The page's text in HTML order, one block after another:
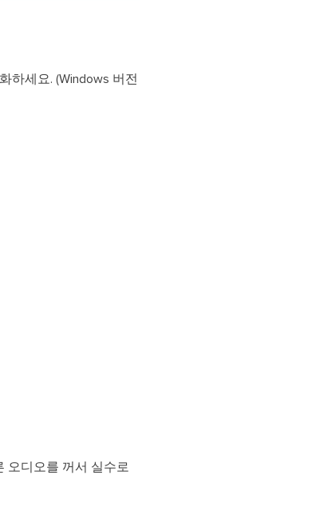
하세요. (Windows 버전
오디오를 꺼서 실수로